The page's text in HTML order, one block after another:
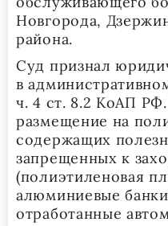
Новгорода,
района.
Суд признал
в
ч. 4 ст. 8.2 КоАП РФ.
размещение на
содержащих
запрещенных к
(полиэтиленовая
алюминиевые
отработанные